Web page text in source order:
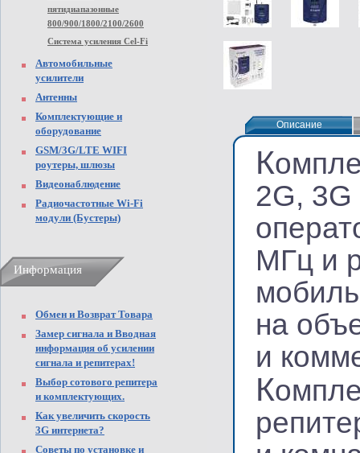
пятидиапазонные
800/900/1800/2100/2600
Система усиления Cel-Fi
Автомобильные
усилители
Антенны
Комплектующие и
оборудование
GSM/3G/LTE WIFI
роутеры, шлюзы
Видеонаблюдение
Радиочастотные Wi-Fi
модули (Бустеры)
Информация
Обмен и Возврат Товара
Замер сигнала и Вводная
информация об усилении
сигнала и репитерах!
Выбор сотового репитера
и комплектующих.
Как увеличить скорость
3G интернета?
Советы по установке и
Описание
Описание
К
2G, 3G
МГц и
на
и
К